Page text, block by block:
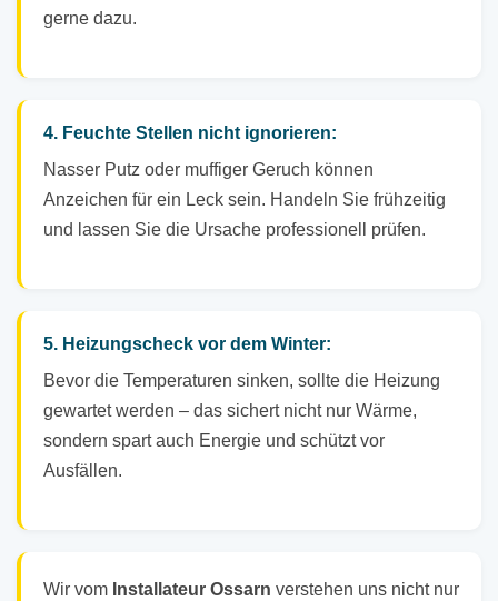
gerne dazu.
4. Feuchte Stellen nicht ignorieren:
Nasser Putz oder muffiger Geruch können
Anzeichen für ein Leck sein. Handeln Sie frühzeitig
und lassen Sie die Ursache professionell prüfen.
5. Heizungscheck vor dem Winter:
Bevor die Temperaturen sinken, sollte die Heizung
gewartet werden – das sichert nicht nur Wärme,
sondern spart auch Energie und schützt vor
Ausfällen.
Wir vom Installateur Ossarn verstehen uns nicht nur